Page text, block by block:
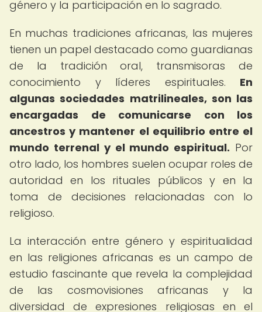
género y la participación en lo sagrado.
En muchas tradiciones africanas, las mujeres
tienen un papel destacado como guardianas
de la tradición oral, transmisoras de
conocimiento y líderes espirituales. En
algunas sociedades matrilineales, son las
encargadas de comunicarse con los
ancestros y mantener el equilibrio entre el
mundo terrenal y el mundo espiritual. Por
otro lado, los hombres suelen ocupar roles de
autoridad en los rituales públicos y en la
toma de decisiones relacionadas con lo
religioso.
La interacción entre género y espiritualidad
en las religiones africanas es un campo de
estudio fascinante que revela la complejidad
de las cosmovisiones africanas y la
diversidad de expresiones religiosas en el